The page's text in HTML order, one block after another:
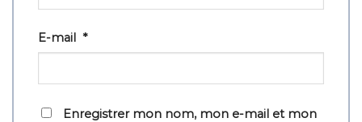
E-mail *
Enregistrer mon nom, mon e-mail et mon